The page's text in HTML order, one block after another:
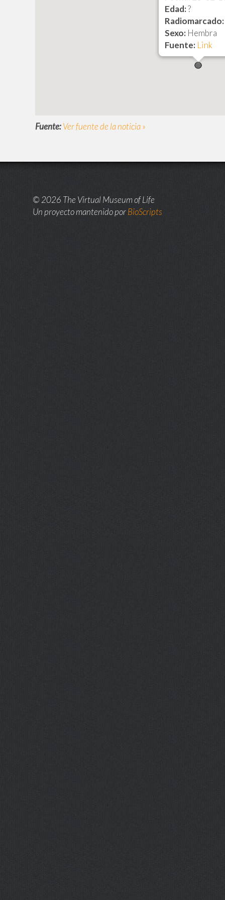
Edad:?
Radiomarcado:
Sexo: Hembra
Fuente: Link
Fuente:Ver fuente de la noticia »
© 2026 The Virtual Museum of Life
Un proyecto mantenido porBioScripts